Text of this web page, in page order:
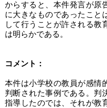
からすると、本件発言が原
に大きなものであったこと
して行うことが許される教
は明らかである。
コメント：
本件は小学校の教員が感情
判断された事例である。判
指導したのでは、それが教